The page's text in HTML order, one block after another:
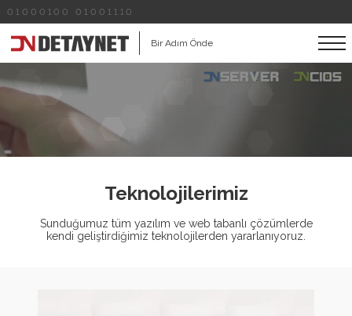
01000100 01001110
Bir Adım Önde
Teknolojilerimiz
Sunduğumuz tüm yazılım ve web tabanlı çözümlerde
kendi geliştirdiğimiz teknolojilerden yararlanıyoruz.